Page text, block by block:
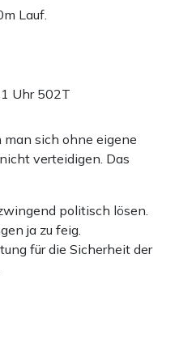
Lauf.
Uhr 502T
sich ohne eigene
verteidigen. Das
politisch lösen.
ja zu feig.
für die Sicherheit der